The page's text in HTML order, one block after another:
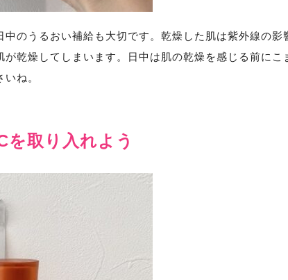
のうるおい補給も大切です。乾燥した肌は紫外線の影
乾燥してしまいます。日中は肌の乾燥を感じる前にこ
ね。
取り入れよう